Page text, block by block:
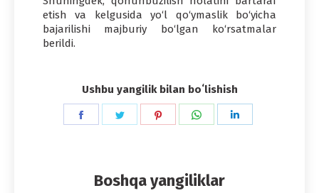
etish va kelgusida yo‘l qo‘ymaslik bo‘yicha
bajarilishi majburiy bo‘lgan ko‘rsatmalar
berildi.
Ushbu yangilik bilan boʻlishish
Share
Share
Share
Share
Boshqa yangiliklar